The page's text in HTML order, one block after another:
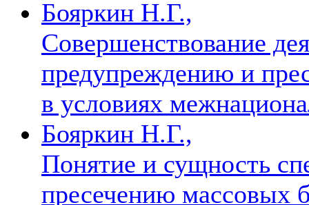
Бояркин Н.Г.,
Совершенствование
предупреждению и
в условиях
Бояркин Н.Г.,
Понятие и сущность
пресечению массовых